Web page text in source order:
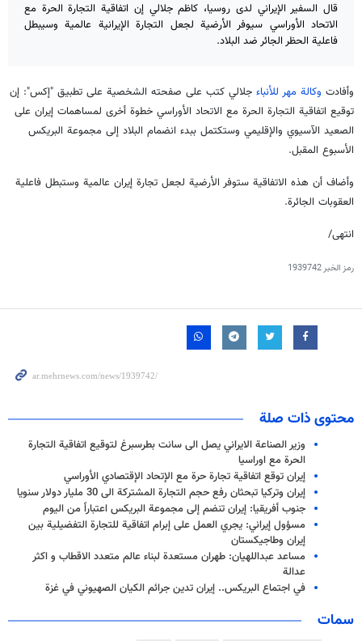
قال السفير الإيراني لدى روسيا، كاظم جلالي إن اتفاقية التجارة الحرة مع
الاتحاد الأوراسي سيوفر الأرضية لجعل التجارة الإيرانية عالمية وسيبطل
فاعلية الحظر الجائر ضد البلاد.
وأفادت وكالة مهر للأنباء جلالي كتب على صفحته الشخصية على تطبيق "إكس": إن
توقيع اتفاقية التجارة الحرة مع الاتحاد الأوراسي خطوة أخرى لمساهمات إيران على
الصعيد الآسيوي والإقليمي وستكتمل ببدء انضمام البلاد إلى مجموعة البريكس
الأسبوع المقبل.
وأضاف أن هذه الاتفاقية ستوفر الأرضية لجعل تجارة إيران عالمية وستبطل فاعلية
العقوبات الجائرة.
انتهى/
رمز الخبر1939742
محتوى ذات صلة
وزير الصناعة الايراني يصل الى سانت بطرسبرغ لتوقيع اتفاقية التجارة
الحرة مع اوراسيا
إيران توقع اتفاقية تجارة حرة مع الإتحاد الإقتصادي الأوراسي
إيران وتركيا تبحثان رفع حجم التجارة المشتركة الى 30 مليار دولار سنويا
جنوب أفريقيا: إيران تنضم إلى مجموعة البريكس اعتباراً من اليوم
مسؤول إيراني: يجري العمل على إبرام اتفاقية للتجارة التفضيلية بين
إيران وطاجيكستان
مساعد عبداللهيان: طهران مستعدة لبناء عالم متعدد الاقطاب و اكثر
عدالة
في اجتماع البريكس.. إيران تدين جرائم الكيان الصهيوني في غزة
سمات